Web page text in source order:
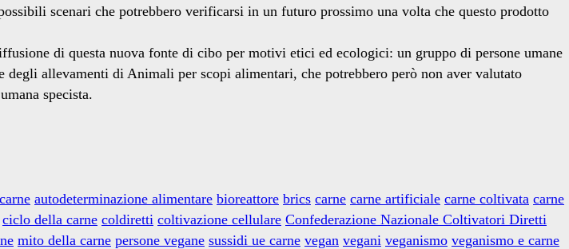
scenari che potrebbero verificarsi in un futuro prossimo una volta che questo prodotto
di questa nuova fonte di cibo per motivi etici ed ecologici: un gruppo di persone umane
allevamenti di Animali per scopi alimentari, che potrebbero però non aver valutato
specista.
autodeterminazione alimentare bioreattore brics carne carne artificiale carne coltivata carne
ciclo della carne coldiretti coltivazione cellulare Confederazione Nazionale Coltivatori Diretti
mito della carne persone vegane sussidi ue carne vegan vegani veganismo veganismo e carne